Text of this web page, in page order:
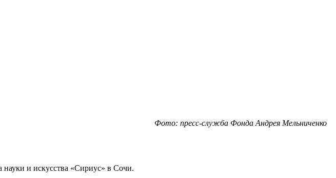
Фото: пресс-служба Фонда Андрея Мельниченко
и искусства «Сириус» в Сочи.